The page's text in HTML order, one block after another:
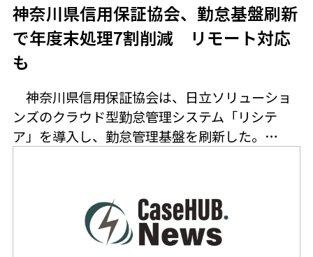
神奈川県信用保証協会、勤怠基盤刷新
で年度末処理7割削減 リモート対応
も
神奈川県信用保証協会は、日立ソリューショ
ンズのクラウド型勤怠管理システム「リシテ
ア」を導入し、勤怠管理基盤を刷新した。…